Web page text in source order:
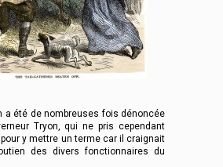
a été de nombreuses fois dénoncée
Tryon, qui ne pris cependant
y mettre un terme car il craignait
des divers fonctionnaires du